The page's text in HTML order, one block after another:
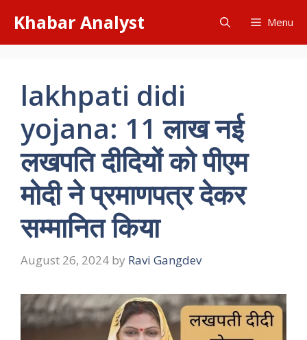
content
Khabar Analyst Menu
lakhpati didi
yojana: 11 लाख नई
लखपति दीदियों को पीएम
मोदी ने प्रमाणपत्र देकर
सम्मानित किया
August 26, 2024 by Ravi Gangdev